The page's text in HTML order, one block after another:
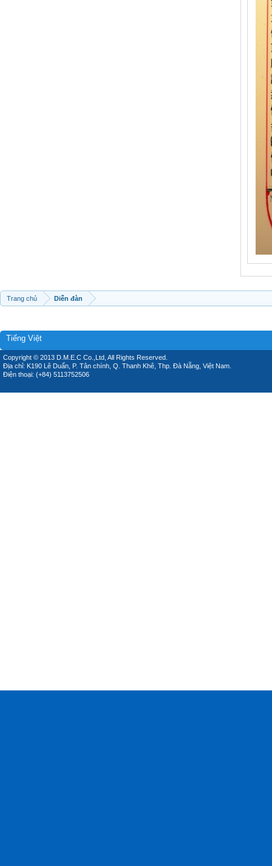
Trang chủ Diễn đàn
Tiếng Việt
Copyright © 2013 D.M.E.C Co.,Ltd, All Rights Reserved.
Địa chỉ: K190 Lê Duẩn, P. Tân chính, Q. Thanh Khê, Thp. Đà Nẵng, Việt Nam.
Điện thoại: (+84) 5113752506